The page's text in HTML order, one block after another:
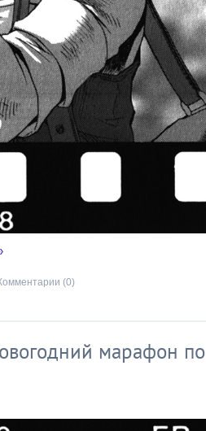
(0)
марафон по